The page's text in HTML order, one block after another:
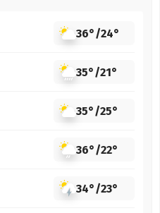
36°/24°
35°/21°
35°/25°
36°/22°
34°/23°